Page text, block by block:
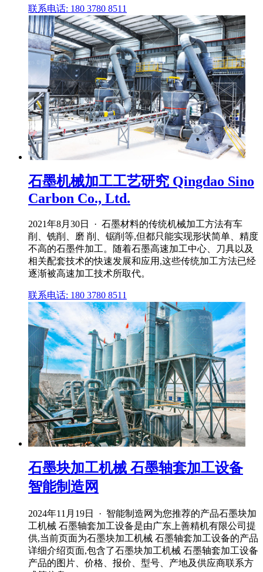
联系电话: 180 3780 8511
石墨机械加工工艺研究 Qingdao Sino
Carbon Co., Ltd.
2021年8月30日 · 石墨材料的传统机械加工方法有车
削、铣削、磨 削、锯削等,但都只能实现形状简单、精度
不高的石墨件加工。随着石墨高速加工中心、刀具以及
相关配套技术的快速发展和应用,这些传统加工方法已经
逐渐被高速加工技术所取代。
联系电话: 180 3780 8511
石墨块加工机械 石墨轴套加工设备
智能制造网
2024年11月19日 · 智能制造网为您推荐的产品石墨块加
工机械 石墨轴套加工设备是由广东上善精机有限公司提
供,当前页面为石墨块加工机械 石墨轴套加工设备的产品
详细介绍页面,包含了石墨块加工机械 石墨轴套加工设备
产品的图片、价格、报价、型号、产地及供应商联系方